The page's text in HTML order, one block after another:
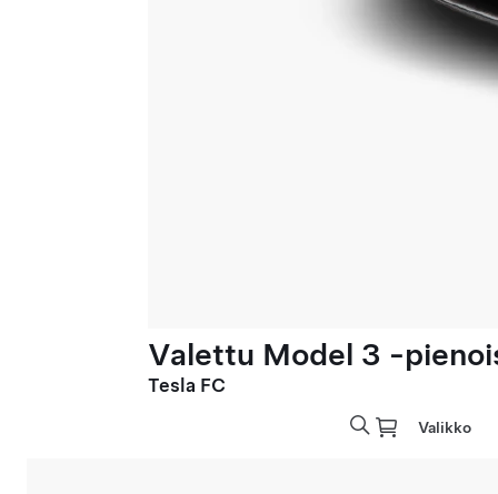
Valettu Model 3 -
Tesla FC
Valikko